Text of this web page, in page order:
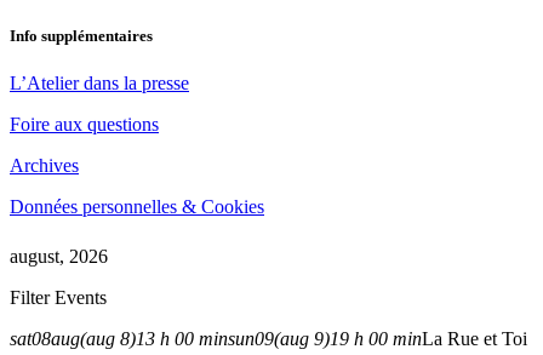
Info supplémentaires
L’Atelier dans la presse
Foire aux questions
Archives
Données personnelles & Cookies
august, 2026
Filter Events
sat08aug(aug 8)13 h 00 minsun09(aug 9)19 h 00 minLa Rue et Toi